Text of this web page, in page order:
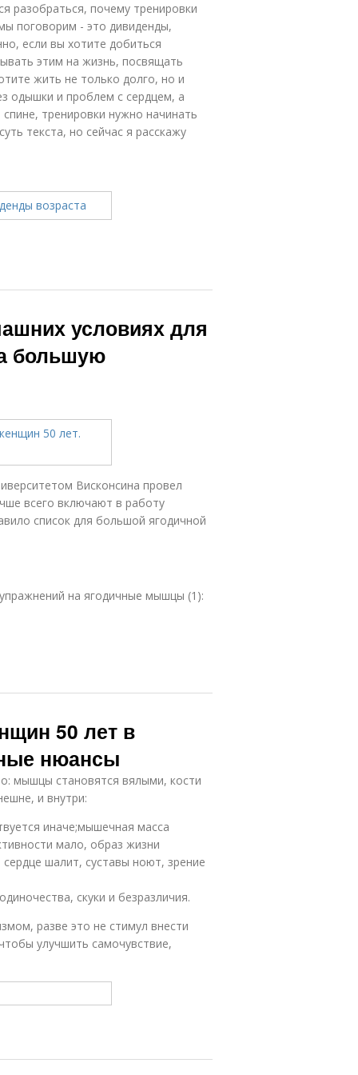
разобраться, почему тренировки
поговорим - это дивиденды,
если вы хотите добиться
этим на жизнь, посвящать
жить не только долго, но и
одышки и проблем с сердцем, а
тренировки нужно начинать
текста, но сейчас я расскажу
условиях для
большую
Висконсина провел
всего включают в работу
список для большой ягодичной
на ягодичные мышцы (1):
50 лет в
нюансы
мышцы становятся вялыми, кости
и внутри:
иначе;мышечная масса
мало, образ жизни
шалит, суставы ноют, зрение
скуки и безразличия.
разве это не стимул внести
улучшить самочувствие,